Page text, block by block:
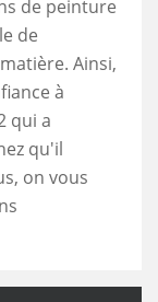
de peinture
de
Ainsi,
à
qui a
qu'il
on vous